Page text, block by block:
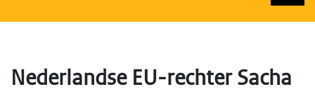
Nederlandse EU-rechter Sacha